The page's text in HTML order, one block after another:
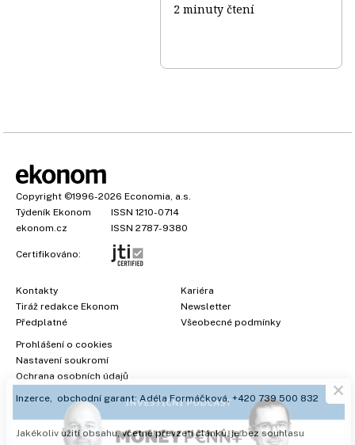
2 minuty čtení
Copyright ©1996-2026 Economia, a.s.
Týdeník Ekonom
ISSN 1210-0714
ekonom.cz
ISSN 2787-9380
Certifikováno:
Kontakty
Tiráž redakce Ekonom
Předplatné
Kariéra
Newsletter
Všeobecné podmínky
Prohlášení o cookies
Nastavení soukromí
Ochrana osobních údajů
Inzerce , obchodní garant:Adéla Formáčková,+420 739 500 832
Jakékoliv užití obsahu, včetně převzetí článků, je bez souhlasu